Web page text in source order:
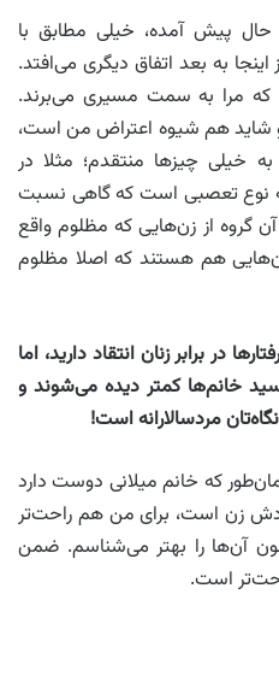
حال پیش آمده، خیلی مطابق با
اینجا به بعد اتفاق دیگری می‌افتد.
مرا به سمت مسیری می‌برند.
شاید هم شیوه اعتراض من است،
چیزها منتقدم؛‌ مثلا در
نوع تعصبی است که گاهی نسبت
آن گروه از زن‌هایی که مظلوم واقع
هم هستند که اصلا مظلوم
در برابر زنان انتقاد دارید، اما
خانم‌ها کمتر دیده می‌شوند و
مردسالارانه است!
که خانم میلانی دوست دارد
زن است، برای من هم راحت‌تر
آن‌ها را بهتر می‌شناسم. ضمن
است.